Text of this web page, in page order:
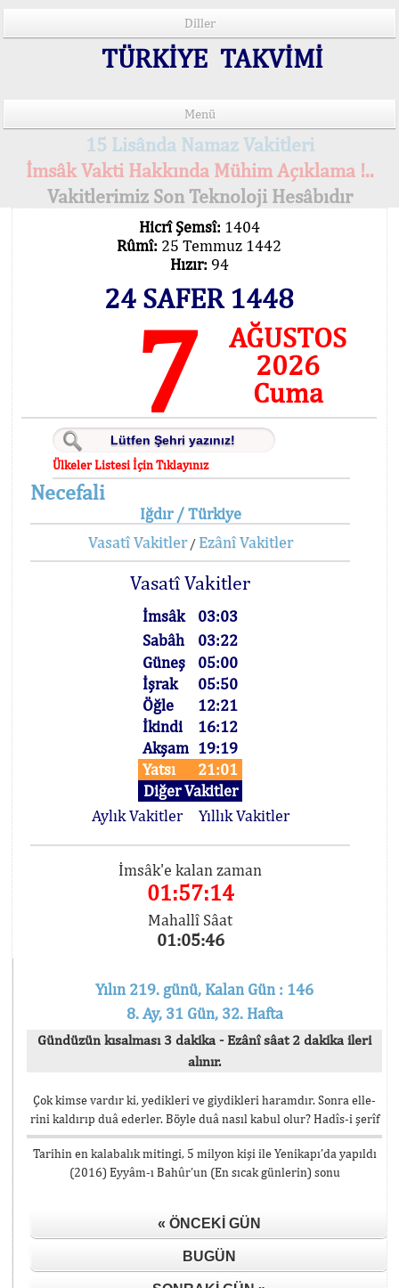
Diller
TÜRKİYE TAKVİMİ
Menü
15 Lisânda Namaz Vakitleri
İmsâk Vakti Hakkında Mühim Açıklama !..
Vakitlerimiz Son Teknoloji Hesâbıdır
Hicrî Şemsî: 1404
Rûmî: 25 Temmuz 1442
Hızır: 94
24 SAFER 1448
7
AĞUSTOS
2026
Cuma
Ülkeler Listesi İçin Tıklayınız
Necefali
Iğdır / Türkiye
Vasatî Vakitler/ Ezânî Vakitler
Vasatî Vakitler
İmsâk
03:03
Sabâh
03:22
Güneş
05:00
İşrak
05:50
Öğle
12:21
İkindi
16:12
Akşam 19:19
Yatsı
21:01
Diğer Vakitler
Aylık Vakitler
Yıllık Vakitler
İmsâk'e kalan zaman
01:57:14
Mahallî Sâat
01:05:46
Yılın 219. günü, Kalan Gün : 146
8. Ay, 31 Gün, 32. Hafta
Gündüzün kısalması 3 dakika - Ezânî sâat 2 dakika ileri
alınır.
Çok kimse vardır ki, yedikleri ve giydikleri haramdır. Sonra elle-
rini kaldırıp duâ ederler. Böyle duâ nasıl kabul olur? Hadîs-i şerîf
Tarihin en kalabalık mitingi, 5 milyon kişi ile Yenikapı’da yapıldı
(2016) Eyyâm-ı Bahûr’un (En sıcak günlerin) sonu
« ÖNCEKI GÜN
BUGÜN